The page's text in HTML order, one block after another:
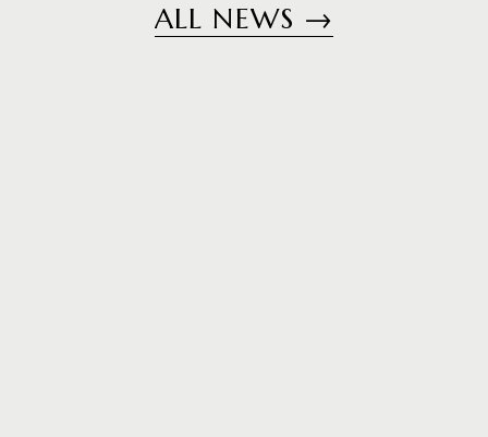
ALL NEWS →